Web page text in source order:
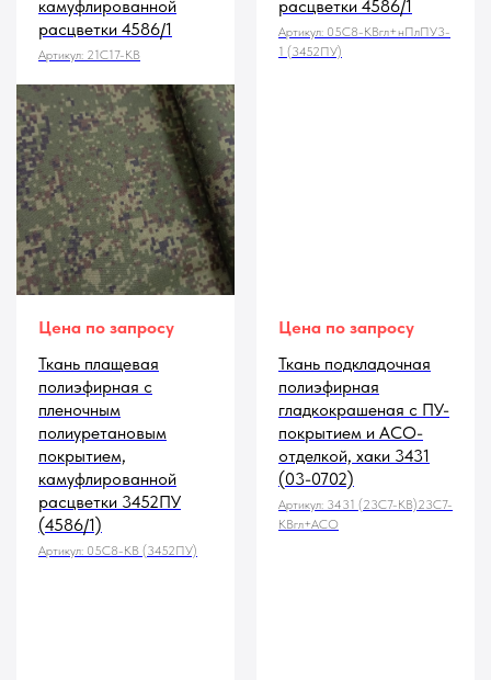
камуфлированной
расцветки 4586/1
Артикул: 21С17-КВ
расцветки 4586/1
Артикул: 05С8-КВгл+нПлПУ3-
1 (3452ПУ)
Цена по запросу
Ткань плащевая
полиэфирная с
пленочным
полиуретановым
покрытием,
камуфлированной
расцветки 3452ПУ
(4586/1)
Артикул: 05С8-КВ (3452ПУ)
Цена по запросу
Ткань подкладочная
полиэфирная
гладкокрашеная с ПУ-
покрытием и АСО-
отделкой, хаки 3431
(03-0702)
Артикул: 3431 (23С7-КВ)23С7-
КВгл+АСО